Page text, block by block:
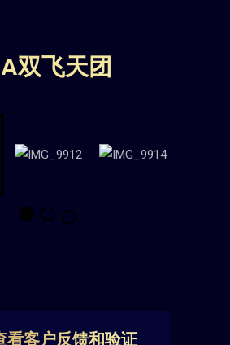
双飞天团
看客户反馈和验证